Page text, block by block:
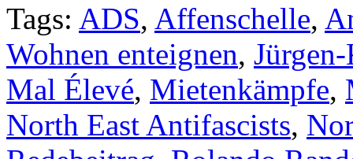
Tags: ADS, Affenschelle,
Wohnen enteignen,
Mal Élevé, Mietenkämpfe,
North East Antifascists,